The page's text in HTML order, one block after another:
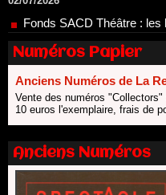
23/06/2026
Dispositif ARTCENA
20/06/2026
Le palmarès des prix
18/06/2026
Les 10 lauréats du Fonds
SACD
Nomination de Nathalie
direction du Théâtre de
13/06/2026
Numéros Papier
Anciens Numéros de La
Vente des numéros
10 euros l'exemplaire, frais de
Anciens Numéros